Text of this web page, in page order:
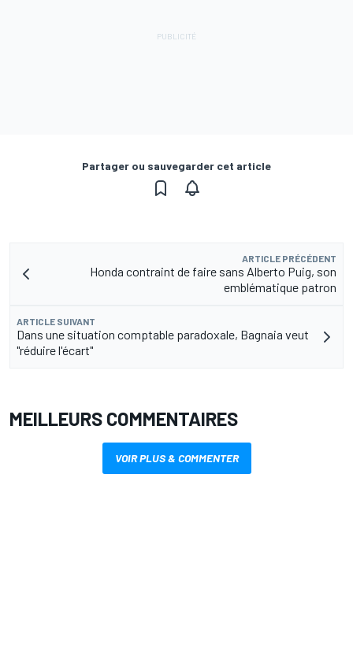
Partager ou sauvegarder cet article
ARTICLE PRÉCÉDENT
Honda contraint de faire sans Alberto Puig, son
emblématique patron
ARTICLE SUIVANT
Dans une situation comptable paradoxale, Bagnaia veut
"réduire l'écart"
MEILLEURS COMMENTAIRES
VOIR PLUS & COMMENTER